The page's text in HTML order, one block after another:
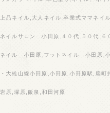
上品ネイル,大人ネイル,卒業式ママネ
ネイルサロン 小田原,４０代,５０代,６
ネイル 小田原,フットネイル 小田原,
・大雄山線小田原,小田原,小田原駅,扇町
岩原,塚原,飯泉,和田河原